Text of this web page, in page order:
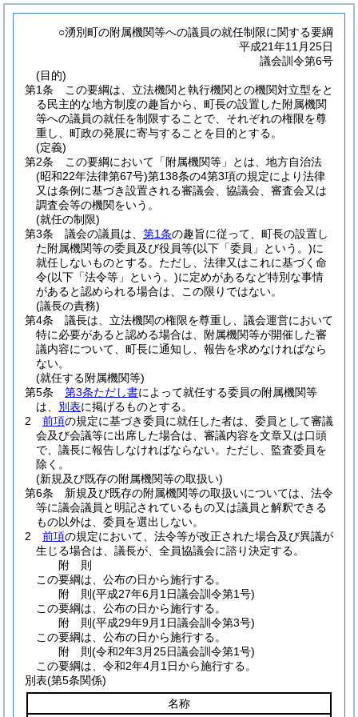
○湧別町の附属機関等への議員の就任制限に関する要綱
平成21年11月25日
議会訓令第6号
(目的)
第1条
この要綱は、立法機関と執行機関との機関対立型をと
る民主的な地方制度の趣旨から、町長の設置した附属機関
等への議員の就任を制限することで、それぞれの権限を尊
重し、町政の発展に寄与することを目的とする。
(定義)
第2条
この要綱において「附属機関等」とは、地方自治法
(昭和22年法律第67号)第138条の4第3項の規定により法律
又は条例に基づき設置される審議会、協議会、審査会又は
調査会等の機関をいう。
(就任の制限)
第3条
議会の議員は、 第1条の趣旨に従って、町長の設置し
た附属機関等の委員及び役員等(以下「委員」という。)に
就任しないものとする。 ただし、法律又はこれに基づく命
令(以下「法令等」という。)に定めがあるなど特別な事情
があると認められる場合は、この限りではない。
(議長の責務)
第4条
議長は、立法機関の権限を尊重し、議会運営において
特に必要があると認める場合は、附属機関等が開催した審
議内容について、町長に通知し、報告を求めなければなら
ない。
(就任する附属機関等)
第5条
第3条ただし書によって就任する委員の附属機関等
は、 別表に掲げるものとする。
2
前項の規定に基づき委員に就任した者は、委員として審議
会及び会議等に出席した場合は、審議内容を文章又は口頭
で、議長に報告しなければならない。 ただし、監査委員を
除く。
(新規及び既存の附属機関等の取扱い)
第6条
新規及び既存の附属機関等の取扱いについては、法令
等に議会議員と明記されているもの又は議員と解釈できる
もの以外は、委員を選出しない。
2
前項の規定において、法令等が改正された場合及び異議が
生じる場合は、議長が、全員協議会に諮り決定する。
附 則
この要綱は、公布の日から施行する。
附 則(平成27年6月1日議会訓令第1号)
この要綱は、公布の日から施行する。
附 則(平成29年9月1日議会訓令第3号)
この要綱は、公布の日から施行する。
附 則(令和2年3月25日議会訓令第1号)
この要綱は、令和2年4月1日から施行する。
別表(第5条関係)
名称